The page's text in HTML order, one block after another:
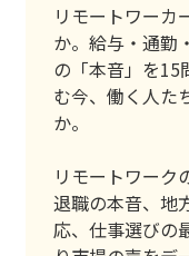
リモートワーカ
か。給与・通勤
の「本音」を15
む今、働く人た
か。
リモートワーク
退職の本音、地
応、仕事選びの